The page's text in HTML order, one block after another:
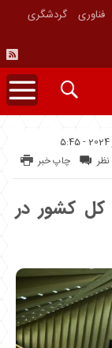
فناوری
گردشگری
چاپ خبر
ادامه بررسی لایحه بودجه ۱۴۰۴ کل کشور در